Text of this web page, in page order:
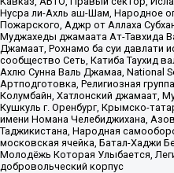
Нусра ли-Ахль аш-Шам, Народное
Пожарского, Аджр от Аллаха
Муджахеды джамаата Ат-Тавхида
Джамаат, Рохнамо ба суи давлати
сообщество Сеть, Катиба Таухид
Ахлю Сунна Валь Джамаа, National
Артподготовка, Религиозная
Колумбайн, Хатлонский джамаат,
Кушкуль г. Оренбург, Крымско-
имени Номана Челебиджихана,
Таджикистана, Народная
московская ячейка, Батал-Хаджи
Молодёжь Которая Улыбается,
добровольческий корпус